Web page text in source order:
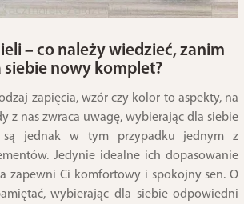
– co należy wiedzieć, zanim
siebie nowy komplet?
zapięcia, wzór czy kolor to aspekty, na
z nas zwraca uwagę, wybierając dla siebie
jednak w tym przypadku jednym z
Jedynie idealne ich dopasowanie
zapewni Ci komfortowy i spokojny sen. O
wybierając dla siebie odpowiedni